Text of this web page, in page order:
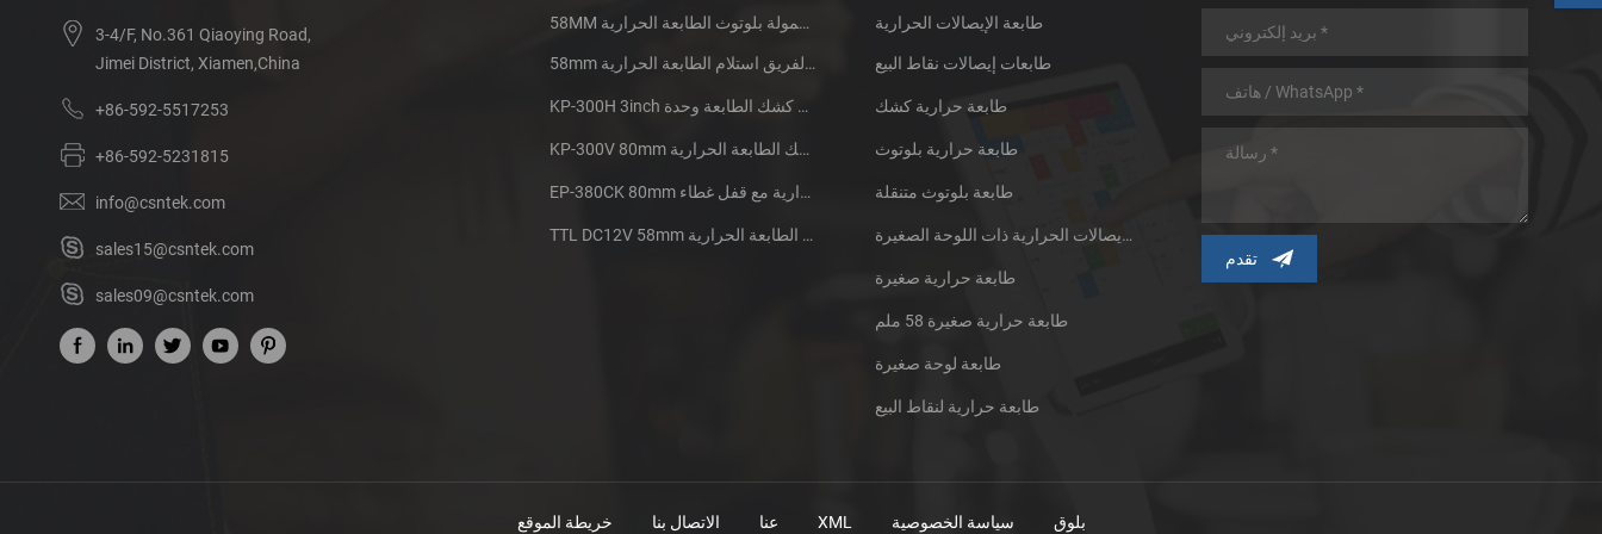
3-4/F, No.361 Qiaoying Road,
Jimei District, Xiamen,China
+86-592-5517253
+86-592-5231815
info@csntek.com
sales15@csntek.com
sales09@csntek.com
58MM المتنقلة المحمولة بلوتوث الطابعة الحرارية PTP-II
58mm الدقيقة الفريق استلام الطابعة الحرارية CSN-A1
KP-300H 3inch الحرارية كشك الطابعة وحدة
KP-300V 80mm عرض عالية السرعة كشك الطابعة الحرارية
EP-380CK 80mm طابعة حرارية مع قفل غطاء
TTL DC12V 58mm البسيطة جزءا لا يتجزأ من سيارات الأجرة استلام الطابعة الحرارية
طابعة الإيصالات الحرارية
طابعات إيصالات نقاط البيع
طابعة حرارية كشك
طابعة حرارية بلوتوث
طابعة بلوتوث متنقلة
طابعة الإيصالات الحرارية ذات اللوحة الصغيرة
طابعة حرارية صغيرة
طابعة حرارية صغيرة 58 ملم
طابعة لوحة صغيرة
طابعة حرارية لنقاط البيع
عنا الاتصال بنا خريطة الموقع XML بلوق سياسة الخصوصية